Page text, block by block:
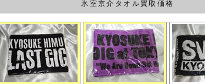
氷室京介タオル買取価格